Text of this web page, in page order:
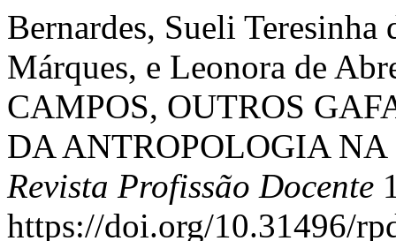
Bernardes, Sueli Teresinha
Márques, e Leonora de
CAMPOS, OUTROS
DA ANTROPOLOGIA
Revista Profissão Docente
https://doi.org/10.31496/